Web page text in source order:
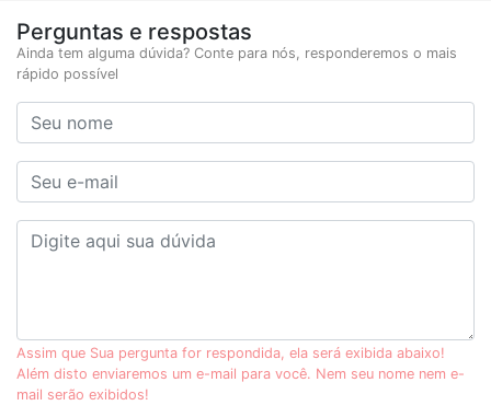
Perguntas e respostas
Ainda tem alguma dúvida? Conte para nós, responderemos o mais
rápido possível
Assim que Sua pergunta for respondida, ela será exibida abaixo!
Além disto enviaremos um e-mail para você. Nem seu nome nem e-
mail serão exibidos!